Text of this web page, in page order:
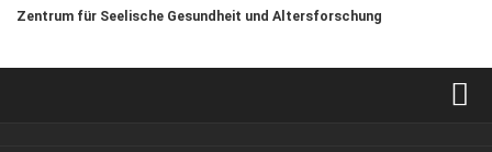
Zentrum für Seelische Gesundheit und Altersforschung